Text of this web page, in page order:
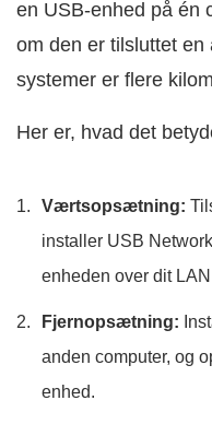
en USB-enhed på én
om den er tilsluttet
systemer er flere
Her er, hvad det
Værtsopsætning:
installer USB
enheden over dit
Fjernopsætning:
anden computer, og
enhed.